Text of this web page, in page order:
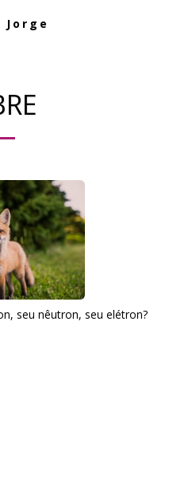
Jorge
seu nêutron, seu elétron?